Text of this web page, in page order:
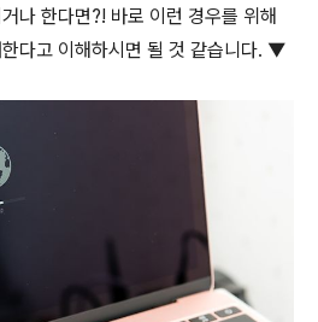
나 한다면?! 바로 이런 경우를 위해
다고 이해하시면 될 것 같습니다. ▼